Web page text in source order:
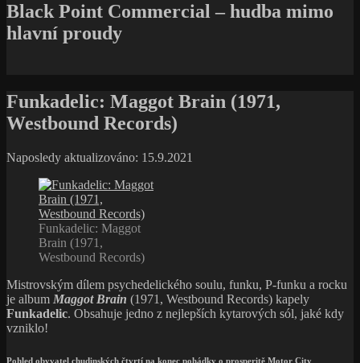
Black Point Commercial – hudba mimo
hlavní proudy
Funkadelic: Maggot Brain (1971,
Westbound Records)
Naposledy aktualizováno: 15.9.2021
Funkadelic: Maggot
Brain (1971,
Westbound Records)
Mistrovským dílem psychedelického soulu, funku, P-funku a rocku
je album Maggot Brain (1971, Westbound Records) kapely
Funkadelic. Obsahuje jedno z nejlepších kytarových sól, jaké kdy
vzniklo!
Pohled obyvatel chudinských čtvrtí na konec pohádky o prosperitě Motor City